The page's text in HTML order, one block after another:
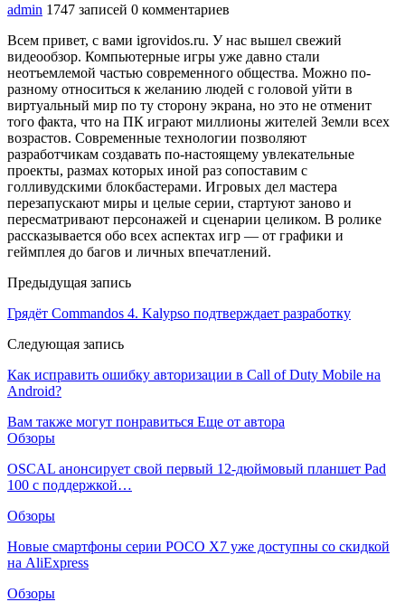
admin 1747 записей 0 комментариев
Всем привет, с вами igrovidos.ru. У нас вышел свежий
видеообзор. Компьютерные игры уже давно стали
неотъемлемой частью современного общества. Можно по-
разному относиться к желанию людей с головой уйти в
виртуальный мир по ту сторону экрана, но это не отменит
того факта, что на ПК играют миллионы жителей Земли всех
возрастов. Современные технологии позволяют
разработчикам создавать по-настоящему увлекательные
проекты, размах которых иной раз сопоставим с
голливудскими блокбастерами. Игровых дел мастера
перезапускают миры и целые серии, стартуют заново и
пересматривают персонажей и сценарии целиком. В ролике
рассказывается обо всех аспектах игр — от графики и
геймплея до багов и личных впечатлений.
Предыдущая запись
Грядёт Commandos 4. Kalypso подтверждает разработку
Следующая запись
Как исправить ошибку авторизации в Call of Duty Mobile на
Android?
Вам также могут понравиться Еще от автора
Обзоры
OSCAL анонсирует свой первый 12-дюймовый планшет Pad
100 с поддержкой…
Обзоры
Новые смартфоны серии POCO X7 уже доступны со скидкой
на AliExpress
Обзоры